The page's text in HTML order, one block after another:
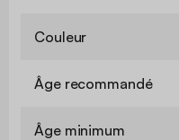
Couleur
Âge recommandé
Âge minimum